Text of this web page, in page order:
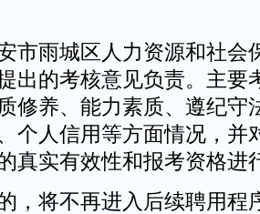
市雨城区人力资源和社会
出的考核意见负责。主要
修养、能力素质、遵纪守
个人信用等方面情况，并
真实有效性和报考资格进
，将不再进入后续聘用程